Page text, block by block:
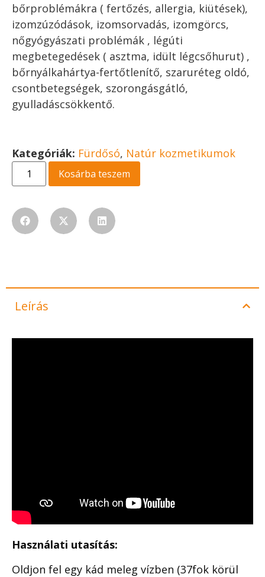
bőrproblémákra ( fertőzés, allergia, kiütések),
izomzúzódások, izomsorvadás, izomgörcs,
nőgyógyászati problémák , légúti
megbetegedések ( asztma, idült légcsőhurut) ,
bőrnyálkahártya-fertőtlenítő, szaruréteg oldó,
csontbetegségek, szorongásgátló,
gyulladáscsökkentő.
Kategóriák: Fürdősó, Natúr kozmetikumok
Kosárba teszem
Leírás
Használati utasítás:
Oldjon fel egy kád meleg vízben (37fok körül